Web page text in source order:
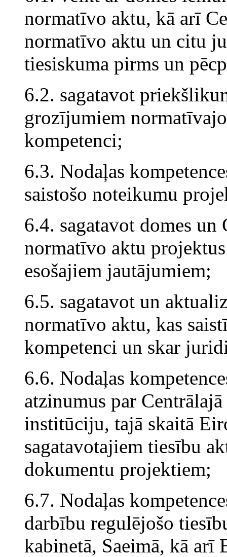
normatīvo aktu, kā arī
normatīvo aktu un citu
tiesiskuma pirms un
6.2. sagatavot
grozījumiem
kompetenci;
6.3. Nodaļas
saistošo noteikumu
6.4. sagatavot domes
normatīvo aktu
esošajiem jautājumiem;
6.5. sagatavot un
normatīvo aktu, kas
kompetenci un skar
6.6. Nodaļas
atzinumus par
institūciju, tajā skaitā
sagatavotajiem tiesību
dokumentu projektiem;
6.7. Nodaļas
darbību regulējošo
kabinetā, Saeimā, kā arī